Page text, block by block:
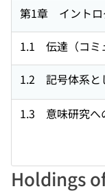
第1章 イントロ
1.1 伝達（コミ
1.2 記号体系と
1.3 意味研究へ
Holdings